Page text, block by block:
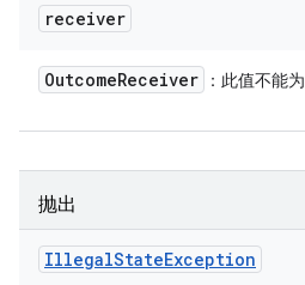
receiver
OutcomeReceiver ：此值不能为
抛出
IllegalStateException